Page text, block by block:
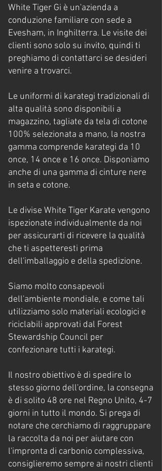
White Tiger Gi è un'azienda a
conduzione familiare con sede a
Evesham, in Inghilterra. Le visite dei
clienti sono solo su invito, quindi ti
preghiamo di contattarci se desideri
venire a trovarci.
Le uniformi di karategi tradizionali di
alta qualità sono disponibili a
magazzino, tagliate da tela di cotone
100% selezionata a mano, la nostra
gamma comprende karategi da 10
once, 14 once e 16 once. Disponiamo
anche di una gamma di cinture nere
in seta e cotone.
Le divise White Tiger Karate vengono
ispezionate individualmente da noi
per assicurarti di ricevere la qualità
che ti aspetteresti prima
dell'imballaggio e della spedizione.
Siamo molto consapevoli
dell'ambiente mondiale, e come tali
utilizziamo solo materiali ecologici e
riciclabili approvati dal Forest
Stewardship Council per
confezionare tutti i karategi.
Il nostro obiettivo è di spedire lo
stesso giorno dell'ordine, la consegna
è di solito 48 ore nel Regno Unito, 4-7
giorni in tutto il mondo. Si prega di
notare che cerchiamo di raggruppare
la raccolta da noi per aiutare con
l'impronta di carbonio complessiva,
consiglieremo sempre ai nostri clienti